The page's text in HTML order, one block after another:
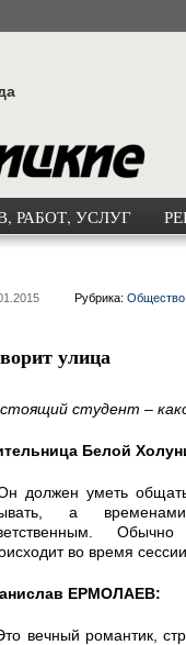
РАБОТ, УСЛУГ
Рубрика: Общество
улица
студент –
Белой
должен уметь
а
во время
ЕРМОЛАЕВ:
вечный романтик,